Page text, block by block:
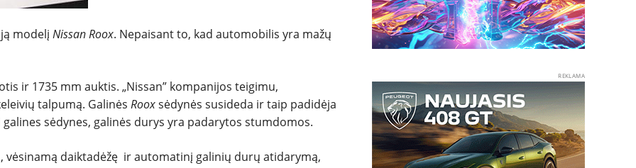
ĮVAIRENYBĖS
modelį Nissan Roox. Nepaisant to, kad automobilis yra mažų
ir 1735 mm auktis. „Nissan” kompanijos teigimu,
talpumą. Galinės Rooxsėdynės susideda ir taip padidėja
sėdynes, galinės durys yra padarytos stumdomos.
daiktadėžę ir automatinį galinių durų atidarymą,
REKLAMA